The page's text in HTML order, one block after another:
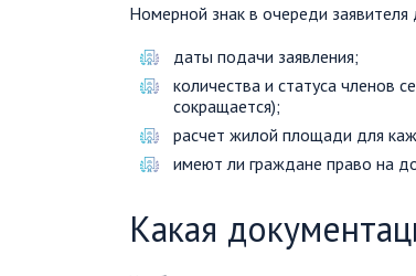
Номерной знак в очереди
даты подачи заявления;
количества и статуса членов
сокращается);
расчет жилой площади для
имеют ли граждане право на
Какая